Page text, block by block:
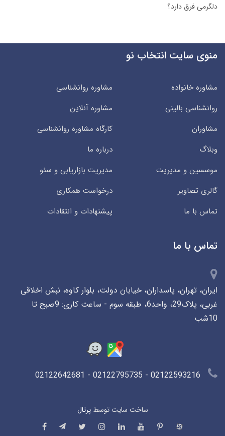
دلگرمی فرق دارد؟
منوی سایت انتخاب نو
مشاوره خانواده
مشاوره روانشناسی
روانشناسی بالینی
مشاوره آنلاین
مشاوران
کارگاه مشاوره روانشناسی
وبلاگ
درباره ما
موسسین و مدیریت
مدیریت بازاریابی و سئو
گالری تصاویر
درخواست همکاری
تماس با ما
پیشنهادات و انتقادات
تماس با ما
ایران، تهران، پاسداران، خیابان دولت، بلوار کاوه، نبش اخلاقی
غربی، پلاک29، واحد6، طبقه سوم - ساعت کاری: 9صبح تا
10شب
ساخت سایت توسطپرتال